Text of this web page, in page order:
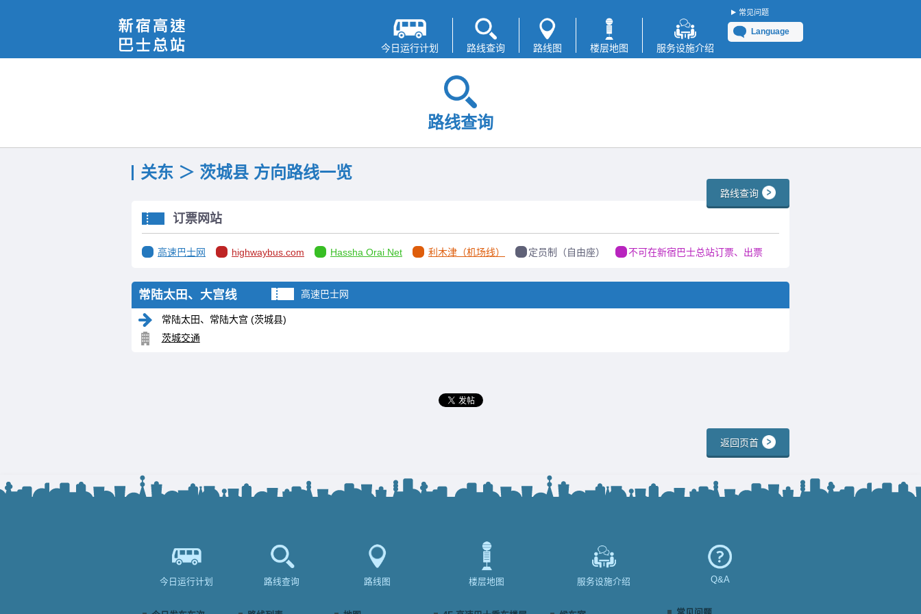
常见问题
Language
今日运行计划 路线查询 路线图 楼层地图 服务设施介绍
路线查询
路线查询
关东 ＞ 茨城县 方向路线一览
订票网站
高速巴士网 highwaybus.com Hassha Orai Net 利木津（机场线） 定员制（自由座） 不可在新宿巴士总站订票、出票
常陆太田、大宫线 高速巴士网
常陆太田、常陆大宫 (茨城县)
茨城交通
返回页首
今日运行计划 路线查询 路线图 楼层地图 服务设施介绍 Q&A